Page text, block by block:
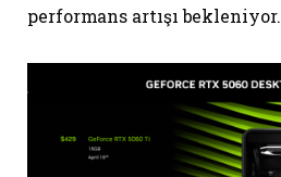
performans artışı bekleniyor.